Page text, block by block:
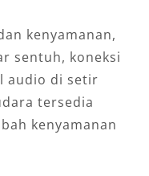
kenyamanan,
sentuh, koneksi
audio di setir
tersedia
kenyamanan